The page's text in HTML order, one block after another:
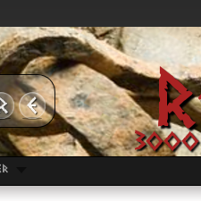
3000